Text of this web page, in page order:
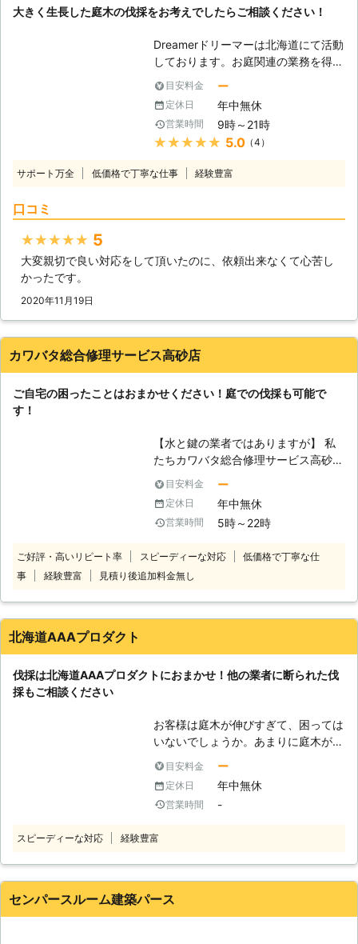
建築技術を活かした家の修理も承って
見て、お客様に寄り添ったサービスを
おこないます。 当店でできることな
ら何でも対応するので、まずはお電話
からお問い合わせください。現地調査
も無料でおこなっています。
「実家が遠い」などの立ち合いが難し
ます。 ・作業が難しい場所でも対応
いたします。 高くて手の届かない場
所や、危険な場所などでも大丈夫で
んな場所でも作業いたします。 ・現
地調査や見積りは無料です。 伐採110
番では分かりやすい料金設定でお見積
後に追加料金が発生することはありま
大きく生長した庭木の伐採をお考えでしたらご相談ください！
Dreamerドリーマーは北海道にて活動
しております。お庭関連の業務を得意
としており、雑草の草刈りから庭木の
伐採まで幅広く対応可能です。庭木の
伐採はあまり機会がないかもしれませ
んが、その分、近隣への配慮や安全作
業の徹底が重要となります。例え、庭
をつけなければ作業中に思わぬ方向に
となるとき】 庭木を植えるのは人そ
期入院、施設への入居などで管理でき
なくなってしまった。家や土地を売却
らない、などです。きちんと管理する
ます。近隣トラブルを防止するためと
思って、前向きに伐採を検討すること
も大事です。庭木の大きさ、太さにも
よりますが、伐採作業には時間がかか
ることもありますので、計画的にご検
討ください。
目安料金 ー
定休日 年中無休
営業時間 9時～21時
★★★★★ 5.0（4）
サポート万全 低価格で丁寧な仕事 経験豊富
口コミ
★★★★★ 5
大変親切で良い対応をして頂いたのに、依頼出来なくて心苦し
かったです。
2020年11月19日
カワバタ総合修理サービス高砂店
ご自宅の困ったことはおまかせください！庭での伐採も可能で
す！
【水と鍵の業者ではありますが】 私
たちカワバタ総合修理サービス高砂店
はトイレの詰まりや鍵開けなどを取り
扱ってきました。しかし、これら以外
にもできることは多数あるのです。伐
採はその中の1つとして皆さまにご利
い庭木がありましたら、ぜひとも私た
ちに伐採をおまかせください。得意な
の方々の住宅に傷をつけないようにす
このように当然ですが安全第一の伐採
を続けているのです。これまで事故を
起こしたことはありません。ぜひとも
私たちに皆さまのご自宅の庭木もおま
かせください。 【マンションでの伐
採もおまかせください】 マンション
植えているところがあります。そこで
の伐採も私たちは対応可能ですので、
安心しておまかせください。住宅の庭
での仕事と同じようにミスはしませ
目安料金 ー
定休日 年中無休
営業時間 5時～22時
ご好評・高いリピート率 スピーディーな対応
低価格で丁寧な仕
事
経験豊富 見積り後追加料金無し
北海道AAAプロダクト
伐採は北海道AAAプロダクトにおまかせ！他の業者に断られた伐
採もご相談ください
お客様は庭木が伸びすぎて、困っては
いないでしょうか。あまりに庭木が伸
んでしまい、苦情の原因になってしま
うこともあります。そんなときは、伐
採を視野に入れてみてはいかがでしょ
いて、処分を考えているお客様がいま
任もって伐採いたします。 ●他の業
者がお断りをするような案件にも対応
目安料金 ー
定休日 年中無休
営業時間 -
スピーディーな対応 経験豊富
センパースルーム建築パース